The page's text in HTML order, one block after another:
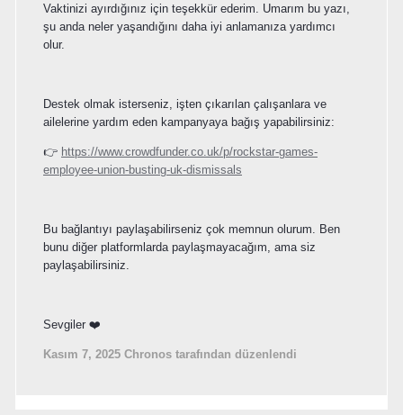
Vaktinizi ayırdığınız için teşekkür ederim. Umarım bu yazı,
şu anda neler yaşandığını daha iyi anlamanıza yardımcı
olur.
Destek olmak isterseniz, işten çıkarılan çalışanlara ve
ailelerine yardım eden kampanyaya bağış yapabilirsiniz:
👉 https://www.crowdfunder.co.uk/p/rockstar-games-
employee-union-busting-uk-dismissals
Bu bağlantıyı paylaşabilirseniz çok memnun olurum. Ben
bunu diğer platformlarda paylaşmayacağım, ama siz
paylaşabilirsiniz.
Sevgiler ❤️
Kasım 7, 2025 Chronos tarafından düzenlendi